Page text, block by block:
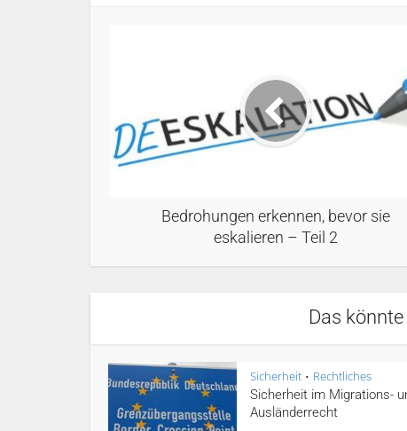
Bedrohungen erkennen, bevor sie
eskalieren – Teil 2
Das
Sicherheit • Rechtliches
Sicherheit im Migrations-
Ausländerrecht